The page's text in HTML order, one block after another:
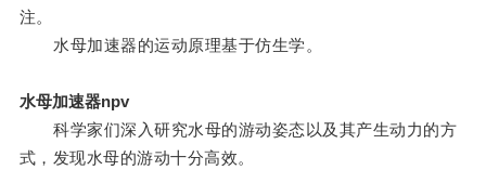
注。
水母加速器的运动原理基于仿生学。
水母加速器npv
科学家们深入研究水母的游动姿态以及其产生动力的方
式，发现水母的游动十分高效。